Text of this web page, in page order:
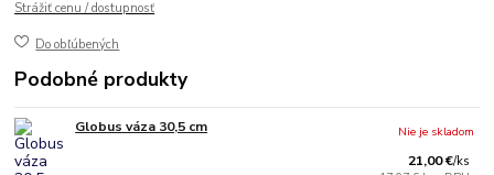
Strážiť cenu / dostupnosť
Do obľúbených
Podobné produkty
Globus váza 30,5 cm
21,00 €/ks
Nie je skladom